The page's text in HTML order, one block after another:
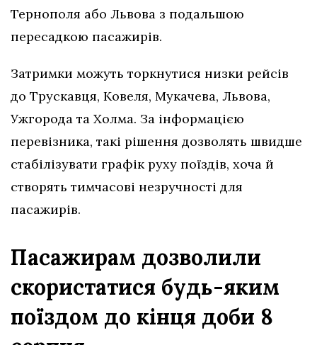
Тернополя або Львова з подальшою
пересадкою пасажирів.
Затримки можуть торкнутися низки рейсів
до Трускавця, Ковеля, Мукачева, Львова,
Ужгорода та Холма. За інформацією
перевізника, такі рішення дозволять швидше
стабілізувати графік руху поїздів, хоча й
створять тимчасові незручності для
пасажирів.
Пасажирам дозволили
скористатися будь-яким
поїздом до кінця доби 8